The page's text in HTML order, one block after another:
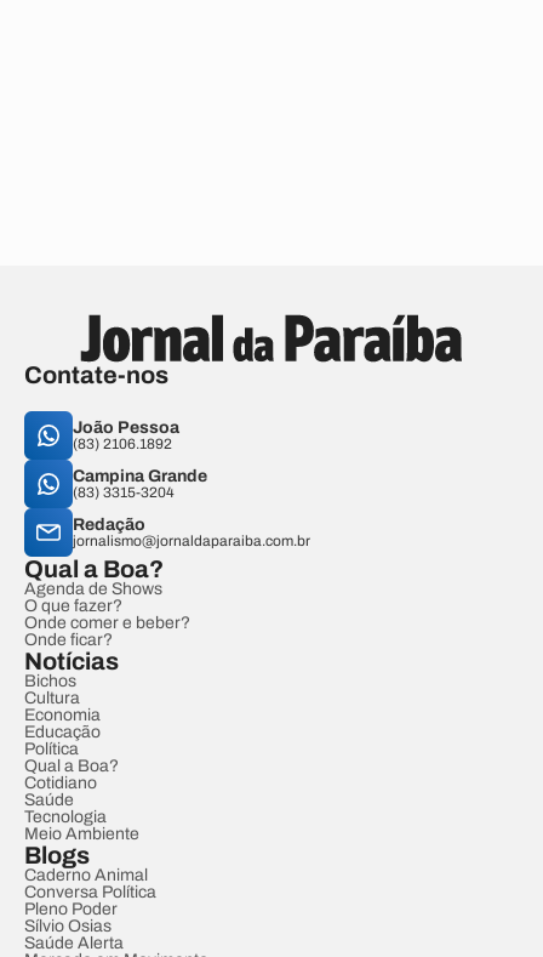
Contate-nos
João Pessoa
(83) 2106.1892
Campina Grande
(83) 3315-3204
Redação
jornalismo@jornaldaparaiba.com.br
Qual a Boa?
Agenda de Shows
O que fazer?
Onde comer e beber?
Onde ficar?
Notícias
Bichos
Cultura
Economia
Educação
Política
Qual a Boa?
Cotidiano
Saúde
Tecnologia
Meio Ambiente
Blogs
Caderno Animal
Conversa Política
Pleno Poder
Sílvio Osias
Saúde Alerta